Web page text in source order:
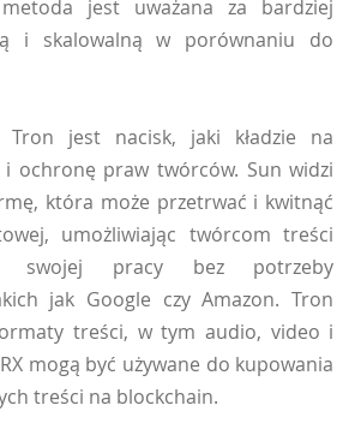
jest uważana za bardziej
i skalowalną w porównaniu do
Tron jest nacisk, jaki kładzie na
ochronę praw twórców. Sun widzi
która może przetrwać i kwitnąć
umożliwiając twórcom treści
swojej pracy bez potrzeby
jak Google czy Amazon. Tron
treści, w tym audio, video i
mogą być używane do kupowania
treści na blockchain.